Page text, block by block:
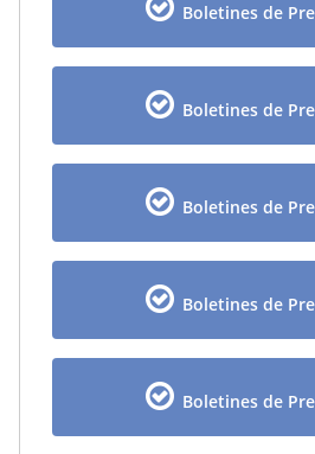
Boletines de
Boletines de
Boletines de
Boletines de
Boletines de